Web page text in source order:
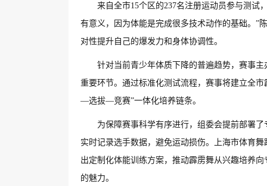
来自全市15个区的237名注册运动员参与测试
有意义，因为体能是完成很多技术动作的基础。”
对性提升自己的爆发力和身体协调性。
针对当前青少年体质下降的普遍趋势，赛事
重要环节。通过标准化测试流程，赛事将建立全
—选拔—竞赛”一体化培养链条。
为保障赛事科学有序进行，组委会提前部署
实时记录选手数据，避免运动损伤。上海市体育
出定制化体能训练方案，推动霹雳舞从兴趣培养
的魅力。